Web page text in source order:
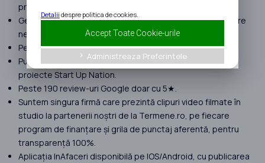
proiectelor.
Gestionăm proiecte cu peste 120 milioane EURO finanțare
nerambursabilă atrasă în 2025.
Peste 400 de clienți în anul 2025.
Punem focus doar pe proiecte complexe. Nu preluăm
proiecte Start Up Nation.
Peste 190 review-uri Google doar cu 5★.
Suntem singura firmă care prezintă clipuri video filmate în
studio la partenerii noștri de la Termene.ro, pe fiecare
program de finanțare și grila de punctaj aferentă, pentru
transparență 100%.
Aplicația InAfaceri disponibilă pe IOS/Android, cu publicarea
Detalii despre politica de cookies.
Accept Toate Cookie-urile
keyboard_arrow_right Administreaza Preferintele